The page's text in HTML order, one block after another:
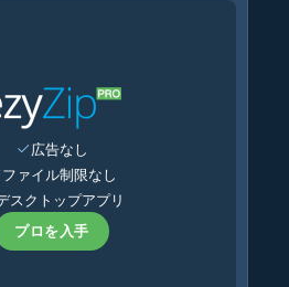
広告なし
ファイル制限なし
スクトップアプリ
プロを入手